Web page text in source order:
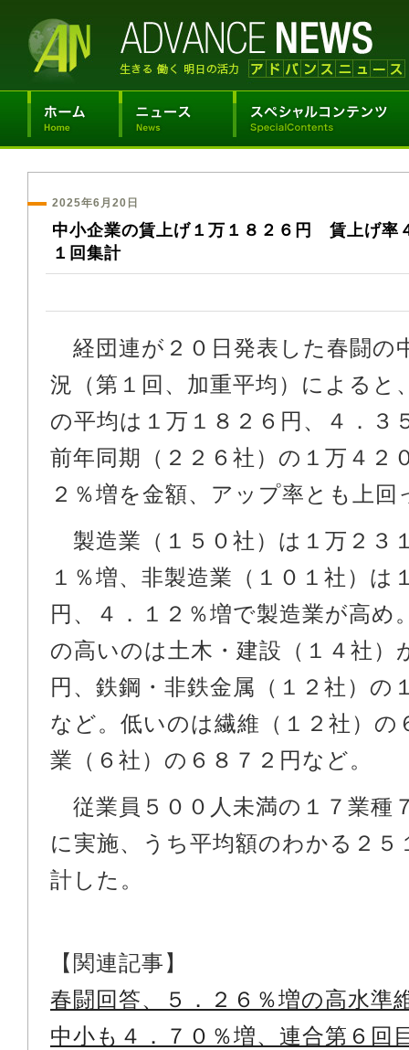
2025年6月20日
中小企業の賃上げ１万１８２６円 賃上げ率
１回集計
経団連が２０日発表した春闘の
況（第１回、加重平均）によると
の平均は１万１８２６円、４．３
前年同期（２２６社）の１万４２
２％増を金額、アップ率とも上回
製造業（１５０社）は１万２３
１％増、非製造業（１０１社）は
円、４．１２％増で製造業が高め
の高いのは土木・建設（１４社）
円、鉄鋼・非鉄金属（１２社）の
など。低いのは繊維（１２社）の
業（６社）の６８７２円など。
従業員５００人未満の１７業種
に実施、うち平均額のわかる２５
計した。
【関連記事】
春闘回答、５．２６％増の高水準
中小も４．７０％増、連合第６回